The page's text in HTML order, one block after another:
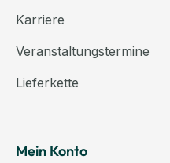
Karriere
Veranstaltungstermine
Lieferkette
Mein Konto